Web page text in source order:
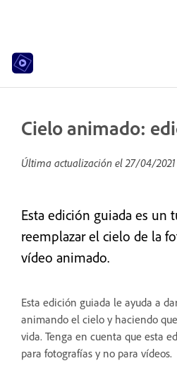
Cielo animado:
Última actualización el27/04/2021
Esta edición guiada es un
reemplazar el cielo de la
vídeo animado.
Esta edición guiada le ayuda a
animando el cielo y haciendo
vida. Tenga en cuenta que esta
para fotografías y no para vídeos.